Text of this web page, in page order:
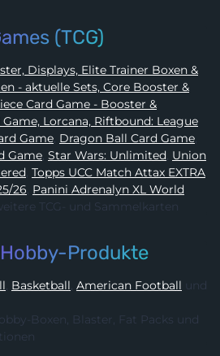
(TCG)
Card Game, Dragon Ball Card Game,
Card Game, Star Wars: Unlimited, Union
, Topps UCC Match Attax EXTRA
26, Panini Adrenalyn XL World
TCG- und Sammelkarten
Produkte
, Basketball, American Football und